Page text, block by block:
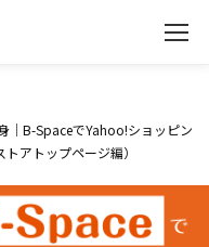
｜B-SpaceでYahoo!ショッピン
アトップページ編）